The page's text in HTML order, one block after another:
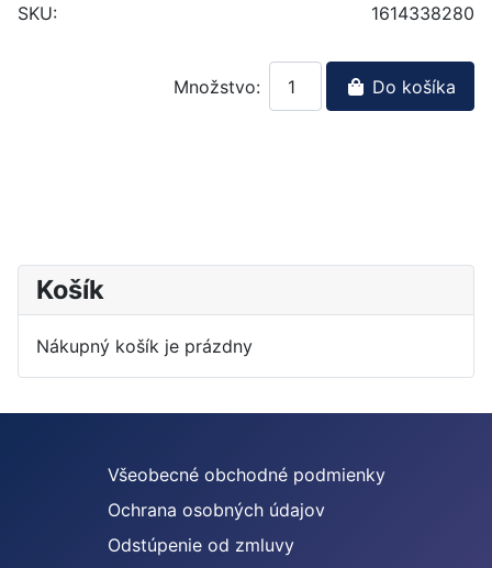
SKU:
1614338280
Množstvo: Do košíka
Košík
Nákupný košík je prázdny
Všeobecné obchodné podmienky
Ochrana osobných údajov
Odstúpenie od zmluvy